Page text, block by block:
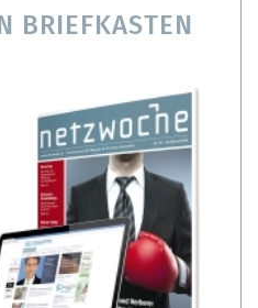
BRIEFKASTEN